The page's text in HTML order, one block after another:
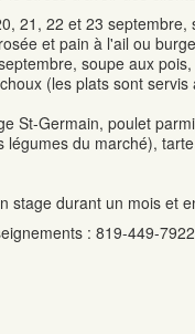
21, 22 et 23
et pain à l'ail ou
soupe aux
(les plats sont
St-Germain, poulet
légumes du marché),
stage durant un mois et
: 819-449-